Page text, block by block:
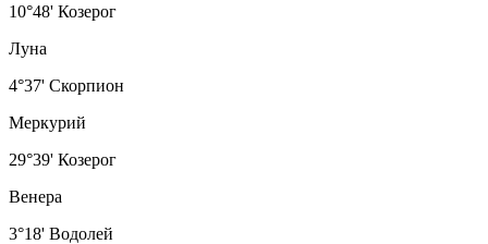
10°48' Козерог
Луна
4°37' Скорпион
Меркурий
29°39' Козерог
Венера
3°18' Водолей